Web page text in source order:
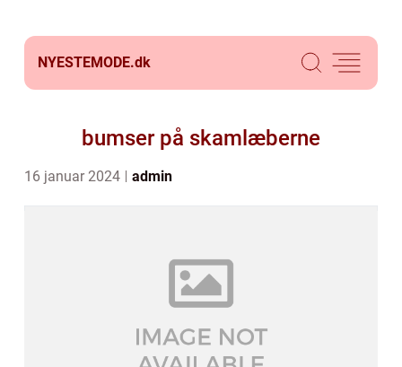
NYESTEMODE.dk
bumser på skamlæberne
16 januar 2024 admin